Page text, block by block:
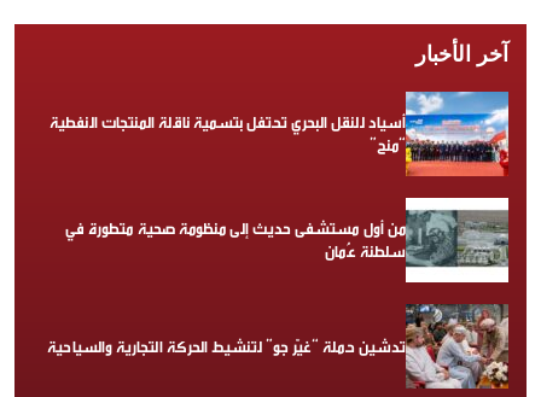
آخر الأخبار
أسياد للنقل البحري تحتفل بتسمية ناقلة المنتجات النفطية
“منح”
من أول مستشفى حديث إلى منظومة صحية متطورة في
سلطنة عُمان
تدشين حملة “غيّر جو” لتنشيط الحركة التجارية والسياحية